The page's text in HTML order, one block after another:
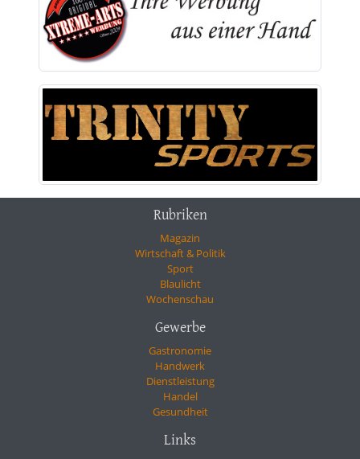
Rubriken
Magazin
Wirtschaft & Politik
Sport
Blaulicht
Wochenschau
Gewerbe
Gastronomie
Handwerk
Dienstleistung
Handel
Gesundheit
Links